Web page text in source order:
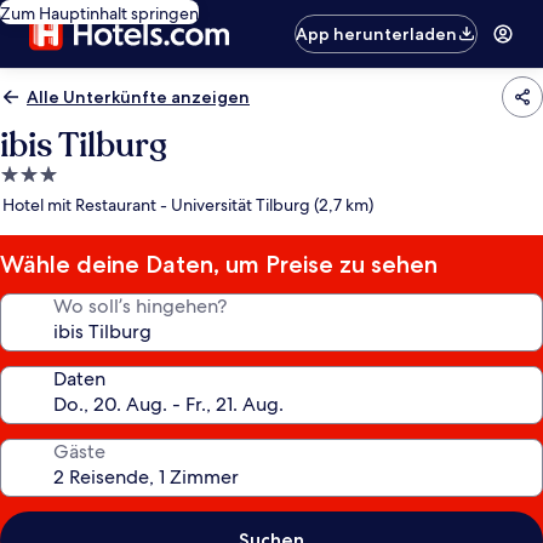
Zum Hauptinhalt springen
App herunterladen
Alle Unterkünfte anzeigen
ibis Tilburg
3.0-
Sterne-
Hotel mit Restaurant - Universität Tilburg (2,7 km)
Wähle deine Daten, um Preise zu sehen
Wo soll’s hingehen?
Daten
Gäste